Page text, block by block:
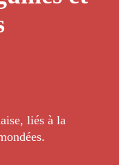
liés à la